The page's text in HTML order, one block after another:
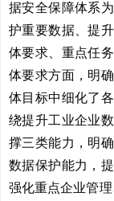
据安全保障体系
护重要数据、提
体要求、重点任
体要求方面，明
体目标中细化了
绕提升工业企业
撑三类能力，明
数据保护能力，
强化重点企业管